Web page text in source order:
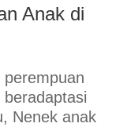
Anak di
Nenek anak